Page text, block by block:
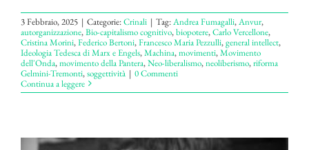
3 Febbraio, 2025 | Categorie:Crinali | Tag:Andrea Fumagalli,Anvur,
autorganizzazione,Bio-capitalismo cognitivo,biopotere,Carlo Vercellone,
Cristina Morini,Federico Bertoni,Francesco Maria Pezzulli,general intellect,
Ideologia Tedesca di Marx e Engels,Machina,movimenti,Movimento
dell'Onda,movimento della Pantera,Neo-liberalismo,neoliberismo,riforma
Gelmini-Tremonti,soggettività | 0 Commenti
Continua a leggere